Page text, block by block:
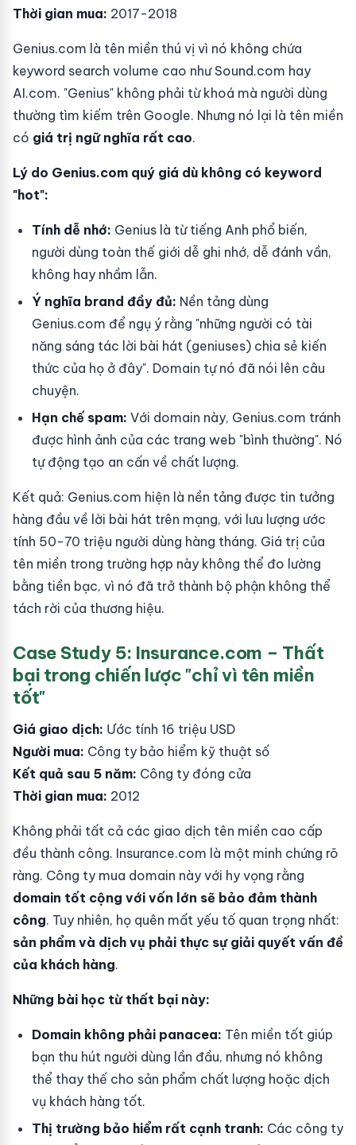
Thời gian mua: 2017-2018
Genius.com là tên miền thú vị vì nó không chứa
keyword search volume cao như Sound.com hay
AI.com. "Genius" không phải từ khoá mà người dùng
thường tìm kiếm trên Google. Nhưng nó lại là tên miền
có giá trị ngữ nghĩa rất cao.
Lý do Genius.com quý giá dù không có keyword
"hot":
Tính dễ nhớ: Genius là từ tiếng Anh phổ biến,
người dùng toàn thế giới dễ ghi nhớ, dễ đánh vần,
không hay nhầm lẫn.
Ý nghĩa brand đầy đủ: Nền tảng dùng
Genius.com để ngụ ý rằng "những người có tài
năng sáng tác lời bài hát (geniuses) chia sẻ kiến
thức của họ ở đây". Domain tự nó đã nói lên câu
chuyện.
Hạn chế spam: Với domain này, Genius.com tránh
được hình ảnh của các trang web "bình thường". Nó
tự động tạo an cấn về chất lượng.
Kết quả: Genius.com hiện là nền tảng được tin tưởng
hàng đầu về lời bài hát trên mạng, với lưu lượng ước
tính 50-70 triệu người dùng hàng tháng. Giá trị của
tên miền trong trường hợp này không thể đo lường
bằng tiền bạc, vì nó đã trở thành bộ phận không thể
tách rời của thương hiệu.
Case Study 5: Insurance.com – Thất
bại trong chiến lược "chỉ vì tên miền
tốt"
Giá giao dịch: Ước tính 16 triệu USD
Người mua: Công ty bảo hiểm kỹ thuật số
Kết quả sau 5 năm: Công ty đóng cửa
Thời gian mua: 2012
Không phải tất cả các giao dịch tên miền cao cấp
đều thành công. Insurance.com là một minh chứng rõ
ràng. Công ty mua domain này với hy vọng rằng
domain tốt cộng với vốn lớn sẽ bảo đảm thành
công. Tuy nhiên, họ quên mất yếu tố quan trọng nhất:
sản phẩm và dịch vụ phải thực sự giải quyết vấn đề
của khách hàng.
Những bài học từ thất bại này:
Domain không phải panacea: Tên miền tốt giúp
bạn thu hút người dùng lần đầu, nhưng nó không
thể thay thế cho sản phẩm chất lượng hoặc dịch
vụ khách hàng tốt.
Thị trường bảo hiểm rất cạnh tranh: Các công ty